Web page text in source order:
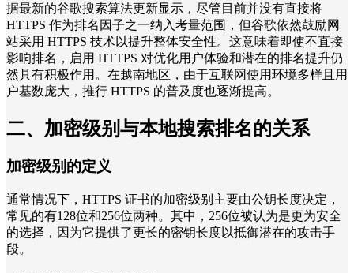
据最新的谷歌搜索算法更新显示，尽管目前并没有直接将
HTTPS 作为排名因子之一纳入考量范围，但谷歌依然鼓励网
站采用 HTTPS 技术以提升整体安全性。这意味着即使不直接
影响排名，启用 HTTPS 对优化用户体验和潜在的排名提升仍
然具有积极作用。在越南地区，由于互联网使用环境多样且用
户基数庞大，推行 HTTPS 的普及度也逐渐提高。
二、加密级别与本地搜索排名的关系
加密级别的定义
通常情况下，HTTPS 证书的加密级别主要由公钥长度决定，
常见的有128位和256位两种。其中，256位被认为是更为安全
的选择，因为它提供了更长的密钥长度以抵御潜在的攻击手
段。